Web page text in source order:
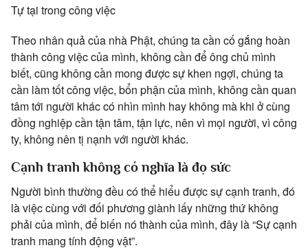
Tự tại trong công việc
Theo nhân quả của nhà Phật, chúng ta cần cố gắng hoàn
thành công việc của mình, không cần để ông chủ mình
biết, cũng không cần mong được sự khen ngợi, chúng ta
cần làm tốt công việc, bổn phận của mình, không cần quan
tâm tới người khác có nhìn mình hay không mà khi ở cùng
đồng nghiệp cần tận tâm, tận lực, nên vì mọi người, vì công
ty, không nên tị nạnh với người khác.
Cạnh tranh không có nghĩa là đọ sức
Người bình thường đều có thể hiểu được sự cạnh tranh, đó
là việc cùng với đối phương giành lấy những thứ không
phải của mình, để biến nó thành của mình, đây là “Sự cạnh
tranh mang tính động vật”.